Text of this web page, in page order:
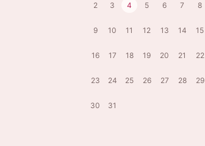
2 3 4 5 6 7 8
9 10 11 12 13 14 15
16 17 18 19 20 21 22
23 24 25 26 27 28 29
30 31